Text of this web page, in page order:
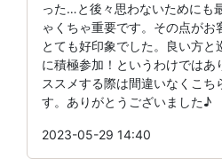
った…と後々思わないためにも
ゃくちゃ重要です。その点がお
とても好印象でした。良い方と
に積極参加！というわけではあ
ススメする際は間違いなくこち
す。ありがとうございました♪
2023-05-29 14:40